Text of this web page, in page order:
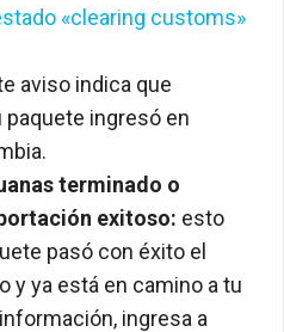
«clearing customs»
aviso indica que
ingresó en
terminado o
exitoso: esto
pasó con éxito el
y ya está en camino a tu
ingresa a